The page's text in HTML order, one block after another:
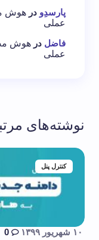
پارسدِو در
عملی
فاضل در
عملی
نوشته‌های
کنترل پنل
۱۰ شهریور ۱۳۹۹ 0